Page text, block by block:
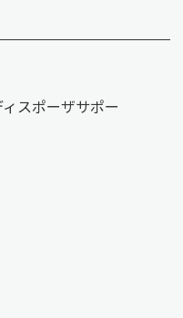
スポーザサポー